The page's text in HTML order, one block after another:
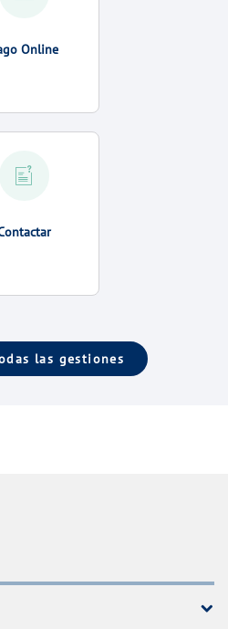
Online
las gestiones